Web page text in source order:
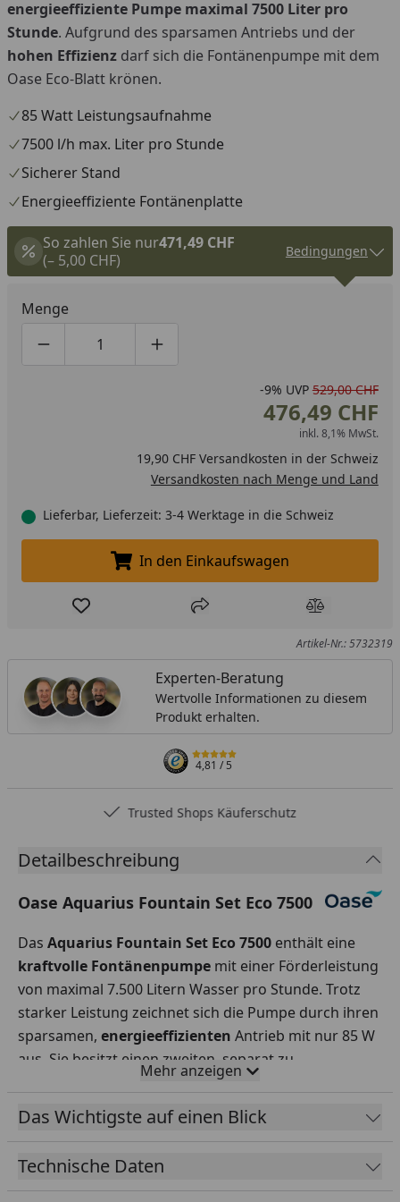
energieeffiziente Pumpe maximal 7500 Liter pro
Stunde. Aufgrund des sparsamen Antriebs und der
hohen Effizienz darf sich die Fontänenpumpe mit dem
Oase Eco-Blatt krönen.
85 Watt Leistungsaufnahme
7500 l/h max. Liter pro Stunde
Sicherer Stand
Energieeffiziente Fontänenplatte
So zahlen Sie nur471,49 CHF
(– 5,00 CHF)
Bedingungen
Menge
Produktmenge um eins verringern
Produktmenge manuell eingeben
Produktmenge um eins erhöhen
-9% UVP 529,00 CHF
476,49 CHF
inkl. 8,1% MwSt.
19,90 CHF Versandkosten in der Schweiz
Versandkosten nach Menge und Land
Lieferbar, Lieferzeit: 3-4 Werktage in die Schweiz
In den Einkaufswagen legen
In den Einkaufswagen
Produkt zur Wunschliste hinzufügen
Teilen Produkt
Artikel-Nr.: 5732319
Experten-Beratung
Wertvolle Informationen zu diesem
Produkt erhalten.
4,81/ 5
Trusted Shops Käuferschutz
Detailbeschreibung
Oase Aquarius Fountain Set Eco 7500
Das Aquarius Fountain Set Eco 7500 enthält eine
kraftvolle Fontänenpumpe mit einer Förderleistung
von maximal 7.500 Litern Wasser pro Stunde. Trotz
starker Leistung zeichnet sich die Pumpe durch ihren
sparsamen, energieeffizienten Antrieb mit nur 85 W
aus. Sie besitzt einen zweiten, separat zu
regulierender Ausgang für das parallele Betreiben
von kleinen Bachläufen oder Wasserspeiern. Zur
Ausstattung gehört ebenfalls eine
Schwenkgelenk. Mit ihm lässt sich die Fontäne
Mehr anzeigen
Das Wichtigste auf einen Blick
Technische Daten